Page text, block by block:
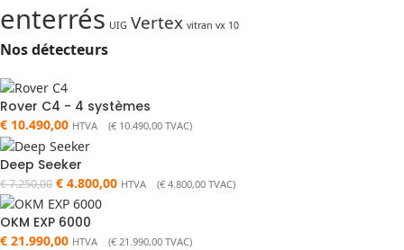
enterrés UIG Vertex vitran vx 10
Nos détecteurs
Rover C4 - 4 systèmes
€ 10.490,00 HTVA (€ 10.490,00 TVAC)
Deep Seeker
€7.250,00 € 4.800,00 HTVA (€ 4.800,00 TVAC)
OKM EXP 6000
€ 21.990,00 HTVA (€ 21.990,00 TVAC)